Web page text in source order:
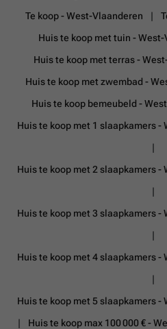
Te koop - West-Vlaanderen
Huis te koop met tuin -
Huis te koop met terras -
Huis te koop met zwembad -
Huis te koop bemeubeld -
Huis te koop met 1 slaapkamers -
Huis te koop met 2 slaapkamers -
Huis te koop met 3 slaapkamers -
Huis te koop met 4 slaapkamers -
Huis te koop met 5 slaapkamers -
Huis te koop max 100 000 € -